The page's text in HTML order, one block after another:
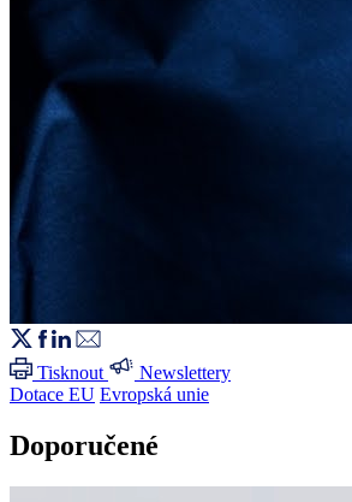
Tisknout
Newslettery
Dotace EU Evropská unie
Doporučené